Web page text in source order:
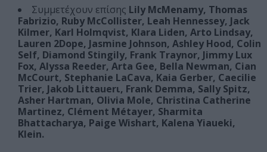
Συμμετέχουν επίσης Lily McMenamy, Thomas
Fabrizio, Ruby McCollister, Leah Hennessey, Jack
Kilmer, Karl Holmqvist, Klara Liden, Arto Lindsay,
Lauren 2Dope, Jasmine Johnson, Ashley Hood, Colin
Self, Diamond Stingily, Frank Traynor, Jimmy Lux
Fox, Alyssa Reeder, Arta Gee, Bella Newman, Cian
McCourt, Stephanie LaCava, Kaia Gerber, Caecilie
Trier, Jakob Littauerι, Frank Demma, Sally Spitz,
Asher Hartman, Olivia Mole, Christina Catherine
Martinez, Clément Métayer, Sharmita
Bhattacharya, Paige Wishart, Kalena Yiaueki,
Klein.